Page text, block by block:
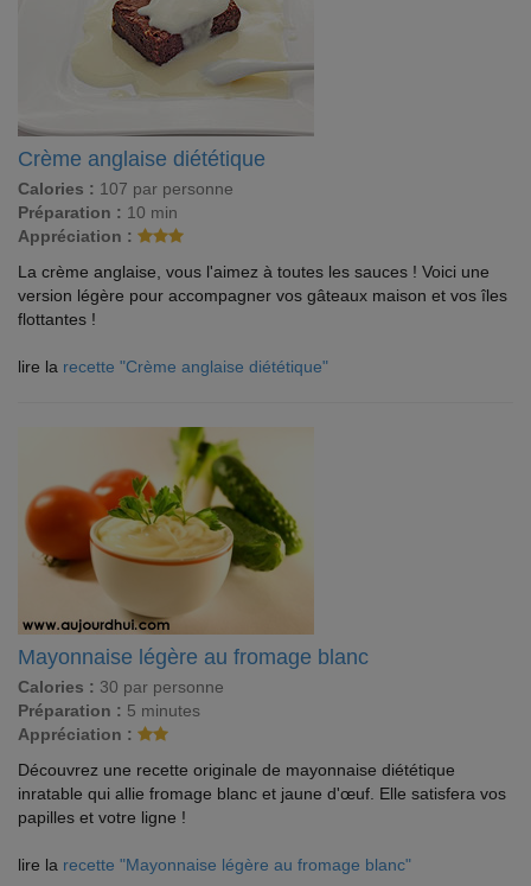
Crème anglaise diététique
Calories : 107 par personne
Préparation : 10 min
Appréciation :
La crème anglaise, vous l'aimez à toutes les sauces ! Voici une
version légère pour accompagner vos gâteaux maison et vos îles
flottantes !
lire la recette "Crème anglaise diététique"
Mayonnaise légère au fromage blanc
Calories : 30 par personne
Préparation : 5 minutes
Appréciation :
Découvrez une recette originale de mayonnaise diététique
inratable qui allie fromage blanc et jaune d'œuf. Elle satisfera vos
papilles et votre ligne !
lire la recette "Mayonnaise légère au fromage blanc"